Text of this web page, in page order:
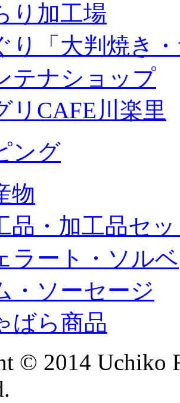
り加工場
り「大判焼き
テナショップ
リCAFE川楽里
ング
物
品・加工品セ
ラート・ソルベ
・ソーセージ
ばら商品
© 2014 Uchiko